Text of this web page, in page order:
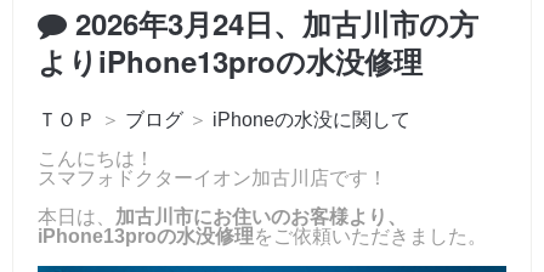
2026年3月24日、加古川市の方
よりiPhone13proの水没修理
ＴＯＰ ＞ ブログ ＞ iPhoneの水没に関して
こんにちは！
スマフォドクターイオン加古川店です！
本日は、 加古川市にお住いのお客様より、
iPhone13proの水没修理をご依頼いただきました。